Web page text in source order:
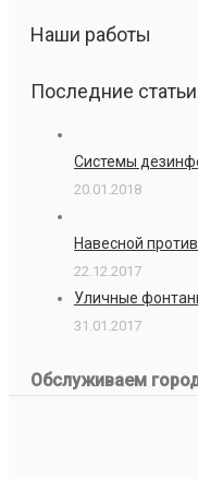
Наши работы
Последние статьи
Системы
20.01.2018
Навесной
22.12.2017
Уличные
31.01.2017
Обслуживаем